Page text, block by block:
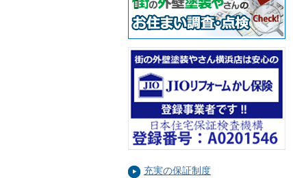
充実の保証制度